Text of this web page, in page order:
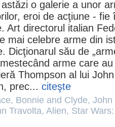
o galerie a unor
eroi de acţiune -
Art directorul italian
mai celebre arme din
Dicţionarul său de
arme care
Thompson al lui
prec... citeşte
, Bonnie and Clyde, John
Travolta, Alien, Star